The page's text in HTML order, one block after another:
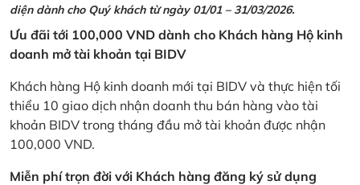
diện dành cho Quý khách từ ngày 01/01 – 31/03/2026.
Ưu đãi tới 100,000 VND dành cho Khách hàng Hộ kinh
doanh mở tài khoản tại BIDV
Khách hàng Hộ kinh doanh mới tại BIDV và thực hiện tối
thiểu 10 giao dịch nhận doanh thu bán hàng vào tài
khoản BIDV trong tháng đầu mở tài khoản được nhận
100,000 VND.
Miễn phí trọn đời với Khách hàng đăng ký sử dụng